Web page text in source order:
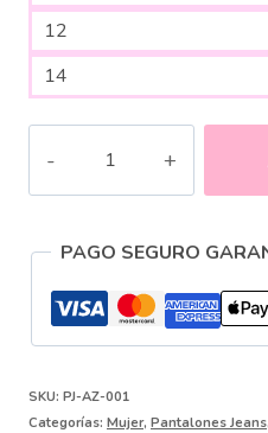
12
14
Ref.
PJ-
AZ-
cantidad
PAGO SEGURO
SKU: PJ-AZ-001
Categorías: Mujer, Pantalones Jeans,